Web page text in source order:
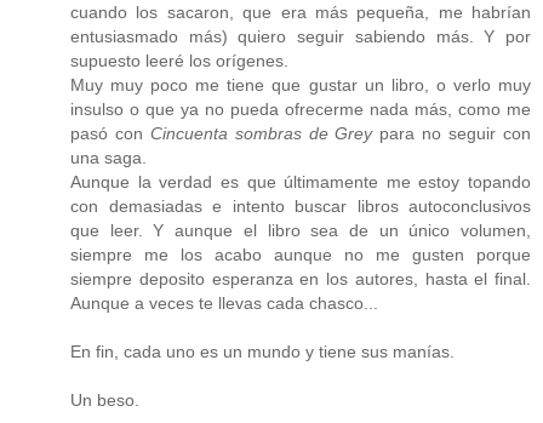
cuando los sacaron, que era más pequeña, me habrían
entusiasmado más) quiero seguir sabiendo más. Y por
supuesto leeré los orígenes.
Muy muy poco me tiene que gustar un libro, o verlo muy
insulso o que ya no pueda ofrecerme nada más, como me
pasó con Cincuenta sombras de Greypara no seguir con
una saga.
Aunque la verdad es que últimamente me estoy topando
con demasiadas e intento buscar libros autoconclusivos
que leer. Y aunque el libro sea de un único volumen,
siempre me los acabo aunque no me gusten porque
siempre deposito esperanza en los autores, hasta el final.
Aunque a veces te llevas cada chasco...
En fin, cada uno es un mundo y tiene sus manías.
Un beso.